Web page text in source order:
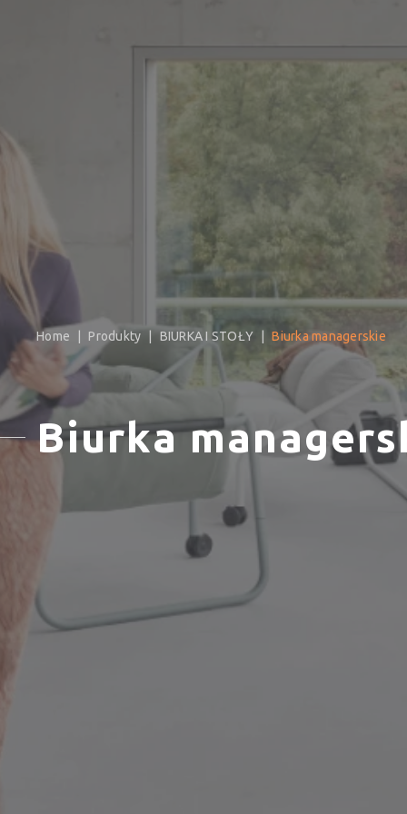
Home Produkty BIURKA I STOŁY Biurka managerskie
Biurka